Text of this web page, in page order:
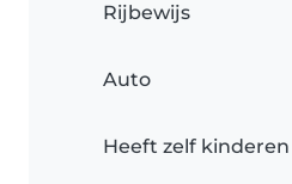
Rijbewijs
Auto
Heeft zelf kinderen